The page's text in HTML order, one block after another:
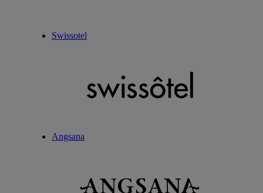
Swissotel
Angsana